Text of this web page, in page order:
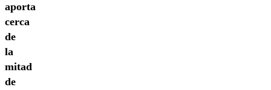
aporta
cerca
de
la
mitad
de